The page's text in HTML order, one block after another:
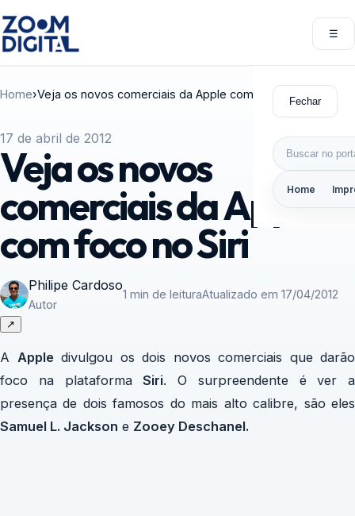
☰
Fechar
Buscar por:
Home
Home›Veja os novos comerciais da Apple com foco no Siri
17 de abril de 2012
Veja os novos
comerciais da Apple
com foco no Siri
Philipe Cardoso
Autor
1 min de leituraAtualizado em 17/04/2012
↗
A Appledivulgou os dois novos comerciais que darão
foco na plataformaSiri. O surpreendente é ver a
presença de dois famosos do mais alto calibre, são eles
Samuel L. Jackson e Zooey Deschanel.